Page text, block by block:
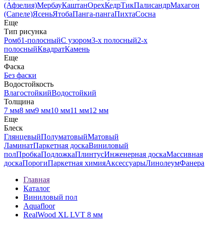
(Афзелия)МербауКаштанОрехКедрТикПалисандрМахагон
(Сапеле)ЯсеньЯтобаПанга-пангаПихтаСосна
Еще
Тип рисунка
Ромб1-полосныйС узором3-х полосный2-х
полосныйКвадратКамень
Еще
Фаска
Без фаски
Водостойкость
ВлагостойкийВодостойкий
Толщина
7 мм8 мм9 мм10 мм11 мм12 мм
Еще
Блеск
ГлянцевыйПолуматовыйМатовый
ЛаминатПаркетная доскаВиниловый
полПробкаПодложкаПлинтусИнженерная доскаМассивная
доскаПорогиПаркетная химияАксессуарыЛинолеумФанера
Главная
Каталог
Виниловый пол
Aquafloor
RealWood XL LVT 8 мм